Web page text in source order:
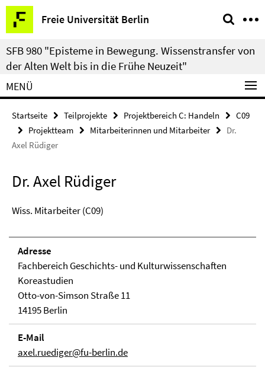
Springe
direkt
zu
Inhalt
Freie Universität Berlin
Service-
Navigation
SFB 980 "Episteme in Bewegung. Wissenstransfer von
der Alten Welt bis in die Frühe Neuzeit"
MENÜ
Startseite Teilprojekte Projektbereich C: Handeln
C09
Projektteam
Mitarbeiterinnen und Mitarbeiter
Dr.
Axel Rüdiger
Dr. Axel Rüdiger
Wiss. Mitarbeiter (C09)
Adresse
Fachbereich Geschichts- und Kulturwissenschaften
Koreastudien
Otto-von-Simson Straße 11
14195 Berlin
E-Mail
axel.ruediger@fu-berlin.de